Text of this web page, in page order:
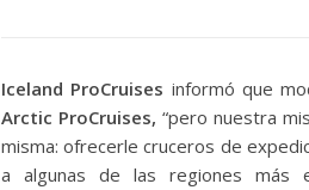
Iceland ProCruises informó que
Arctic ProCruises, “pero nuestra
misma: ofrecerle cruceros de
a algunas de las regiones más